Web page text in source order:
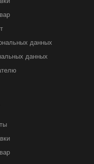
данных
данных